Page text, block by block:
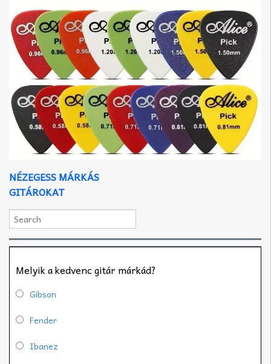
NÉZEGESS MÁRKÁS
GITÁROKAT
Melyik a kedvenc gitár márkád?
Gibson
Fender
Ibanez